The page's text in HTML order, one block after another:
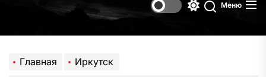
Поиск
Меню
Главная Иркутск